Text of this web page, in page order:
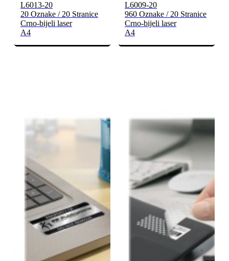
L6013-20
20 Oznake / 20 Stranice
Crno-bijeli laser
A4
L6009-20
960 Oznake / 20 Stranice
Crno-bijeli laser
A4